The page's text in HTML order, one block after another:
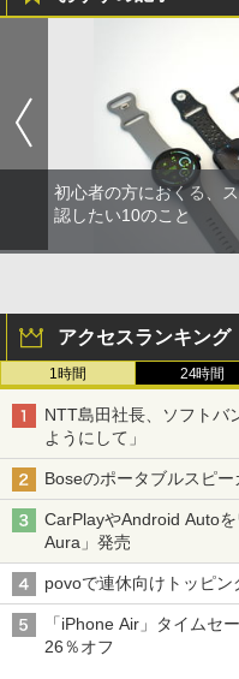
初心者の方におくる、
認したい10のこと
アクセスランキング
1時間 24時間
NTT島田社長、ソフトバ
ようにして」
Boseのポータブルスピ
CarPlayやAndroid Auto
Aura」発売
povoで連休向けトッピ
「iPhone Air」タイムセ
26％オフ